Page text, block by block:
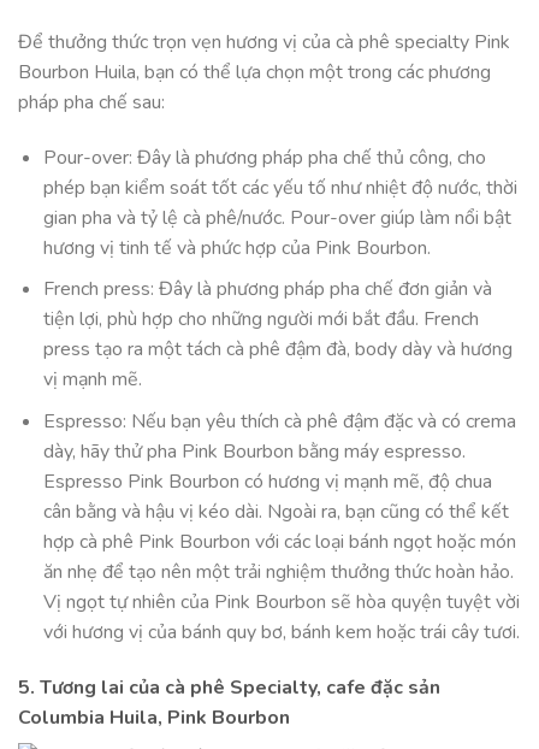
Để thưởng thức trọn vẹn hương vị của cà phê specialty Pink
Bourbon Huila, bạn có thể lựa chọn một trong các phương
pháp pha chế sau:
Pour-over: Đây là phương pháp pha chế thủ công, cho
phép bạn kiểm soát tốt các yếu tố như nhiệt độ nước, thời
gian pha và tỷ lệ cà phê/nước. Pour-over giúp làm nổi bật
hương vị tinh tế và phức hợp của Pink Bourbon.
French press: Đây là phương pháp pha chế đơn giản và
tiện lợi, phù hợp cho những người mới bắt đầu. French
press tạo ra một tách cà phê đậm đà, body dày và hương
vị mạnh mẽ.
Espresso: Nếu bạn yêu thích cà phê đậm đặc và có crema
dày, hãy thử pha Pink Bourbon bằng máy espresso.
Espresso Pink Bourbon có hương vị mạnh mẽ, độ chua
cân bằng và hậu vị kéo dài. Ngoài ra, bạn cũng có thể kết
hợp cà phê Pink Bourbon với các loại bánh ngọt hoặc món
ăn nhẹ để tạo nên một trải nghiệm thưởng thức hoàn hảo.
Vị ngọt tự nhiên của Pink Bourbon sẽ hòa quyện tuyệt vời
với hương vị của bánh quy bơ, bánh kem hoặc trái cây tươi.
5. Tương lai của cà phê Specialty, cafe đặc sản
Columbia Huila, Pink Bourbon